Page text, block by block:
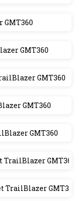
GMT360
GMT360
GMT360
GMT360
GMT360
GMT360